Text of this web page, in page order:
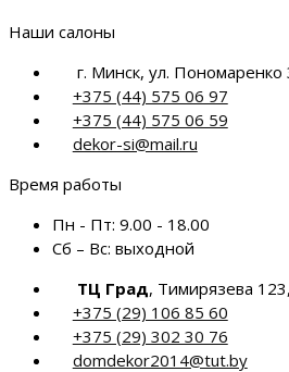
Наши салоны
г. Минск, ул.
+375 (44) 575 06 97
+375 (44) 575 06 59
dekor-si@mail.ru
Время работы
Пн - Пт: 9.00 - 18.00
Сб – Вс: выходной
ТЦ Град, Тимирязева
+375 (29) 106 85 60
+375 (29) 302 30 76
domdekor2014@tut.by